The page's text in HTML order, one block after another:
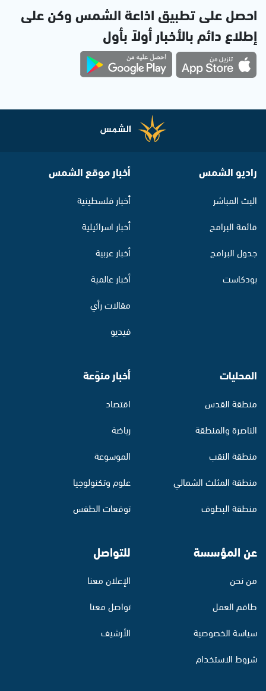
احصل على تطبيق اذاعة الشمس وكن على
إطلاع دائم بالأخبار أولاً بأول
راديو الشمس
البث المباشر
قائمة البرامج
جدول البرامج
بودكاست
أخبار موقع الشمس
أخبار فلسطينية
أخبار اسرائيلية
أخبار عربية
أخبار عالمية
مقالات رأي
فيديو
المحليات
منطقة القدس
الناصرة والمنطقة
منطقة النقب
منطقة المثلث الشمالي
منطقة البطوف
أخبار منوّعة
اقتصاد
رياضة
الموسوعة
علوم وتكنولوجيا
توقعات الطقس
عن المؤسسة
من نحن
طاقم العمل
سياسة الخصوصية
شروط الاستخدام
للتواصل
الإعلان معنا
تواصل معنا
الأرشيف